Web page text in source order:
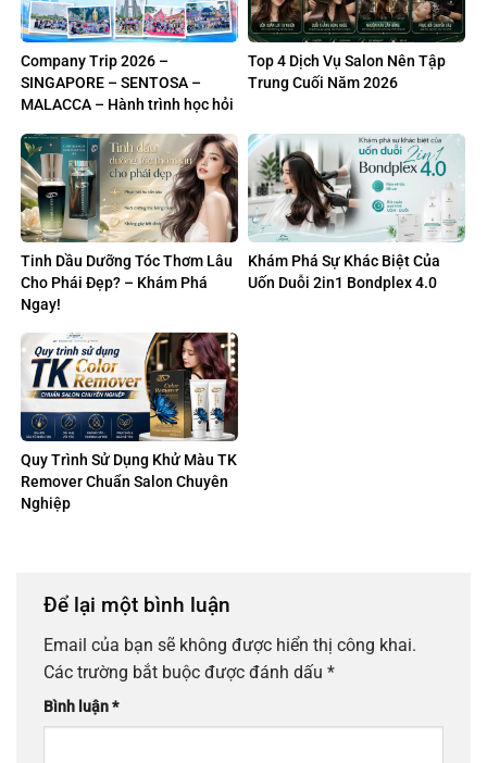
Company Trip 2026 –
SINGAPORE – SENTOSA –
MALACCA – Hành trình học hỏi
Color AI Việt Nam
Top 4 Dịch Vụ Salon Nên Tập
Trung Cuối Năm 2026
Tinh Dầu Dưỡng Tóc Thơm Lâu
Cho Phái Đẹp? – Khám Phá
Ngay!
Khám Phá Sự Khác Biệt Của
Uốn Duỗi 2in1 Bondplex 4.0
Quy Trình Sử Dụng Khử Màu TK
Remover Chuẩn Salon Chuyên
Nghiệp
Để lại một bình luận
Email của bạn sẽ không được hiển thị công khai.
Các trường bắt buộc được đánh dấu *
Bình luận*